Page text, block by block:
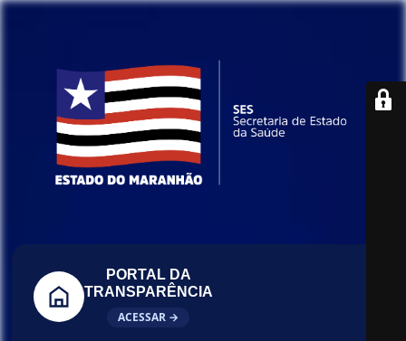
PORTAL DA
TRANSPARÊNCIA
ACESSAR →